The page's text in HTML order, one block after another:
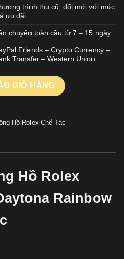
trình thu cũ, đổi mới với mức
ưu đãi
chuyển toàn cầu từ 7 – 15 ngày
Friends – Crypto Currency –
Transfer – Western Union
Daytona Rainbow 116595 Chế
GIỎ HÀNG
Hồ Rolex Chế Tác
Hồ Rolex
Rainbow